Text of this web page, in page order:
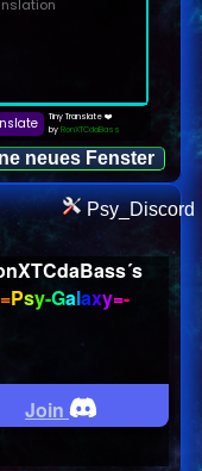
neues Fenster
Psy_Discord
=Psy-Galaxy=-
Join